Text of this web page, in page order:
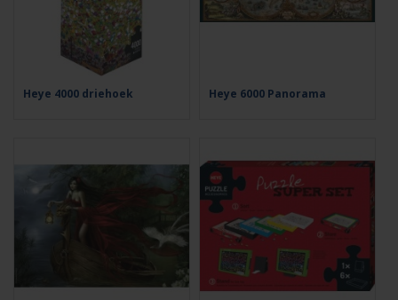
Heye 4000 driehoek Heye 6000 Panorama